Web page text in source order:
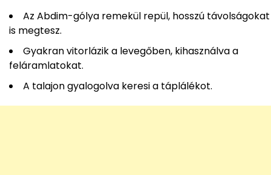
Az Abdim-gólya remekül repül, hosszú távolságokat
is megtesz.
Gyakran vitorlázik a levegőben, kihasználva a
feláramlatokat.
A talajon gyalogolva keresi a táplálékot.